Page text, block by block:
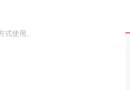
使用。